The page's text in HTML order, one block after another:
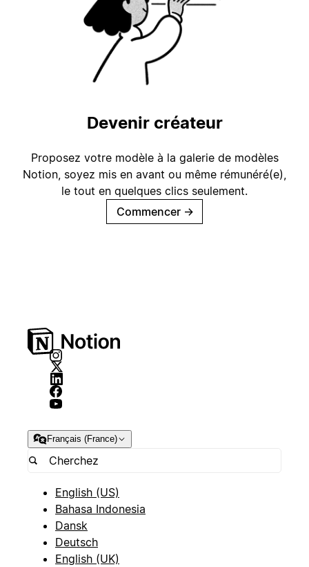
Devenir créateur
Proposez votre modèle à la galerie de modèles
Notion, soyez mis en avant ou même rémunéré(e),
le tout en quelques clics seulement.
Commencer →
Français (France)
English (US)
Bahasa Indonesia
Dansk
Deutsch
English (UK)